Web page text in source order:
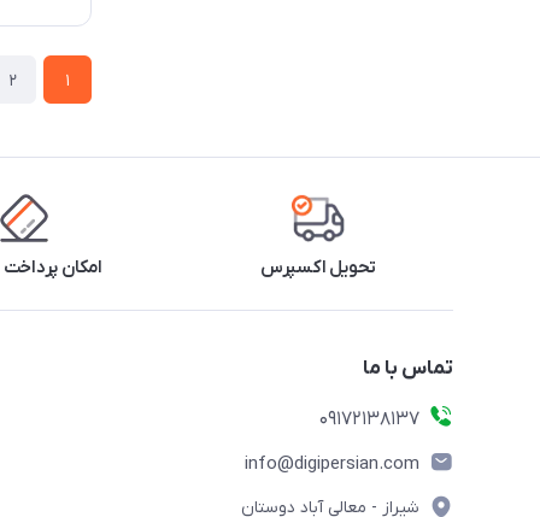
1
2
تحویل اکسپرس امکان
تماس با ما
09172138137
info@digipersian.com
شیراز - معالی آباد دوستان